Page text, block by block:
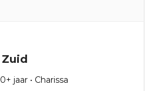
jaar • Charissa